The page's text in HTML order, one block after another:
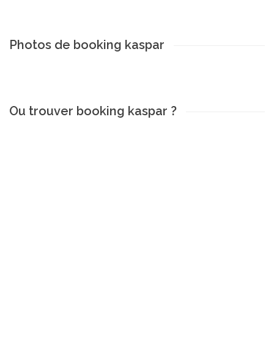
Photos de booking kaspar
Ou trouver booking kaspar ?